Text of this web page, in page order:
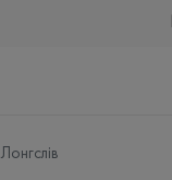
Лонгслів